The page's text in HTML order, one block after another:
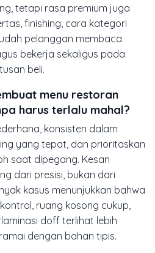
tetapi rasa premium juga
finishing, cara kategori
pelanggan membaca
bekerja sekaligus pada
beli.
menu restoran
harus terlalu mahal?
konsisten dalam
yang tepat, dan prioritaskan
saat dipegang. Kesan
dari presisi, bukan dari
kasus menunjukkan bahwa
ruang kosong cukup,
doff terlihat lebih
dengan bahan tipis.